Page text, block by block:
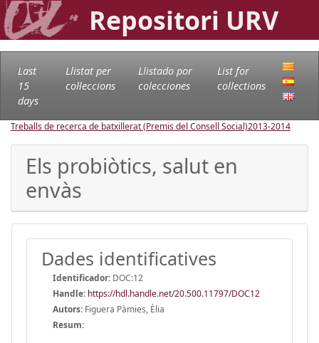
Repositori URV
Last
15
days
Llistat per
col·leccions
Llistado por
colecciones
List for
collections
Treballs de recerca de batxillerat (Premis del Consell Social)2013-2014
Els probiòtics, salut en
envàs
Dades identificatives
Identificador: DOC:12
Handle: https://hdl.handle.net/20.500.11797/DOC12
Autors: Figuera Pàmies, Èlia
Resum: